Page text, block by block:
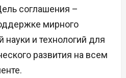
соглашения –
мирного
и технологий для
развития на всем